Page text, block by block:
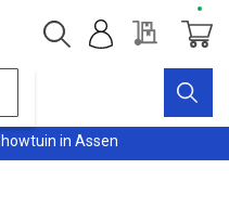
in Assen
Offerte